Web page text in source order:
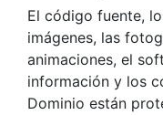
El código fuente,
imágenes, las
animaciones, el
información y los
Dominio están